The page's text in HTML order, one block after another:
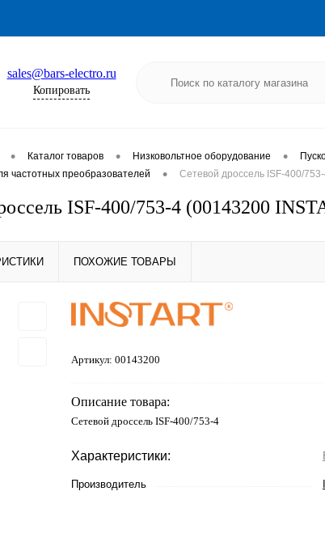
sales@bars-electro.ru
Копировать
• Каталог товаров • Низковольтное оборудование •
частотных преобразователей • Сетевой дроссель ISF-400/
ISF-400/753-4 (00143200
ПОХОЖИЕ ТОВАРЫ
Артикул: 00143200
Описание товара:
Сетевой дроссель ISF-400/753-4
Характеристики:
Производитель